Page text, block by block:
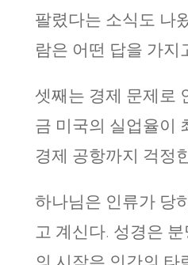
팔렸다는 소식도 나
람은 어떤 답을 가지
셋째는 경제 문제로
금 미국의 실업율이
경제 공항까지 걱정
하나님은 인류가 당
고 계신다. 성경은